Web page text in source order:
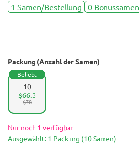
1 Samen/Bestellung 0 Bonussamen
Packung (Anzahl der Samen)
10
Beliebt
$78
$66.3
Nur noch 1 verfügbar
Ausgewählt: 1 Packung (10 Samen)